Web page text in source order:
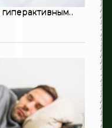
198